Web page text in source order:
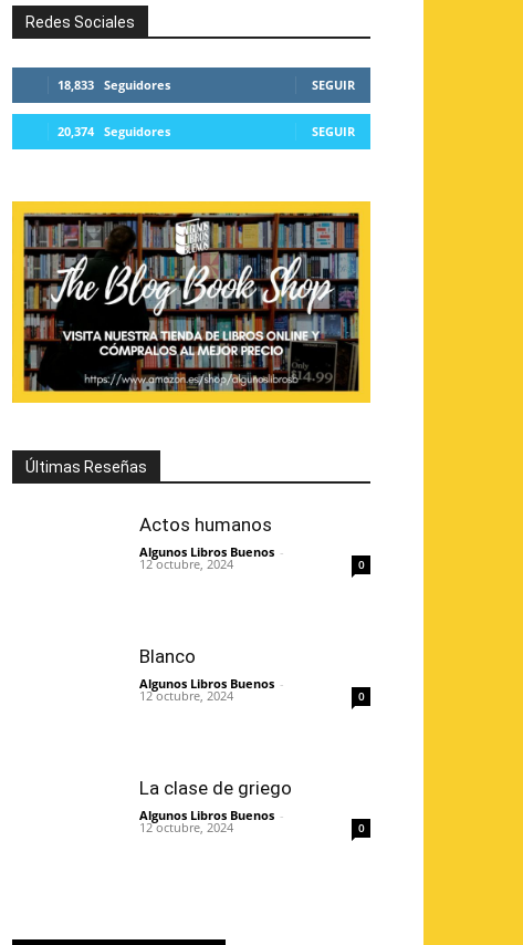
Redes Sociales
18,833 Seguidores SEGUIR
20,374 Seguidores SEGUIR
Últimas Reseñas
Actos humanos
Algunos Libros Buenos -
12 octubre, 2024 0
Blanco
Algunos Libros Buenos -
12 octubre, 2024 0
La clase de griego
Algunos Libros Buenos -
12 octubre, 2024 0